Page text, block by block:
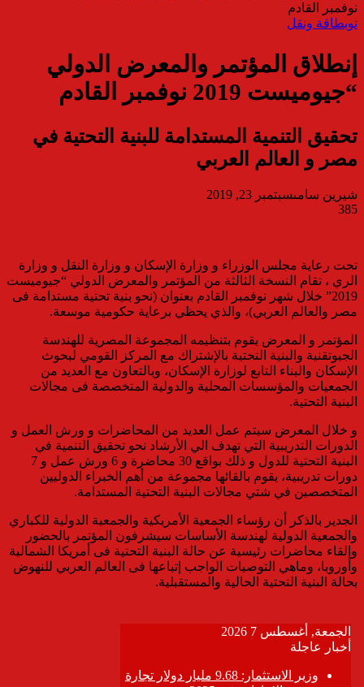
نوفمبر القادم
توبطاقة ونقل
إنطلاق المؤتمر والمعرض الدولي
“جيوميست 2019 نوفمبر القادم
تحقيق التنمية المستدامة للبنية التحتية في
مصر و العالم العربي
شيرين سامىسبتمبر 23, 2019
385
تحت رعاية مجلس الوزراء و وزارة الإسكان و وزارة النقل و وزارة
الري ، تقام النسخة الثالثة من المؤتمر والمعرض الدولي “جيوميست
2019” خلال شهر نوفمبر القادم بعنوان (نحو بنية تحتية مستدامة فى
مصر والعالم العربي)، والذي يحظي برعاية حكومية موسعة.
المؤتمر و المعرض يقوم بتنظيمه المجموعة المصرية للهندسة
الجيوتقنية والبنية التحتية بالإشتراك مع المركز القومي لبحوث
الإسكان والبناء التابع لوزارة الإسكان، وبالتعاون مع العديد من
الجمعيات والمؤسسات المحلية والدولية المتخصصة فى مجالات
البنية التحتية.
و خلال المعرض سيتم عمل العديد من المحاضرات و ورش العمل و
الدورات التدريبية التي تهدف الي الأرشاد نحو تحقيق التنمية في
البنية التحتية للدول و ذلك بواقع 30 محاضرة و 6 ورش عمل و 7
دورات تدريبية، يقوم بالقائها مجموعة من أهم الخبراء الدوليين
المتخصصين في شتي مجالات البنية التحتية المستدامة.
الجدير بالذكر أن رؤساء الجمعية الأمريكية والجمعية الدولية للكباري
والجمعية الدولية لهندسة الأساسات سيشرفون المؤتمر بالحضور
وإلقاء محاضرات رئيسية عن حالة البنية التحتية فى أمريكا الشمالية
وأوروبا، وماهي التوصيات الواجب إتباعها فى العالم العربي للنهوض
بحالة البنية التحتية الحالية والمستقبلية.